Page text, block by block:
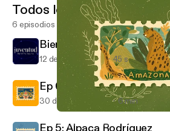
Viajes Inmóviles
Todos los episodios
6 episodios
Bienvenid@ a mi nuevo
12 de oct de 2024 45 s
Ep 6: Bahía de todos los
30 de may de 2022 6 min
Ep 5: Alpaca Rodríguez